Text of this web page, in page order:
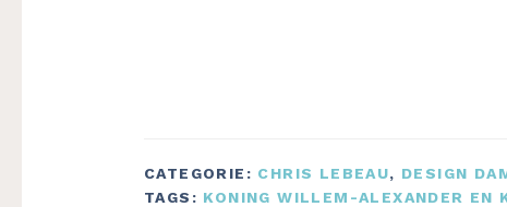
CATEGORIE: CHRIS LEBEAU, DESIGN
TAGS: KONING WILLEM-ALEXANDER EN